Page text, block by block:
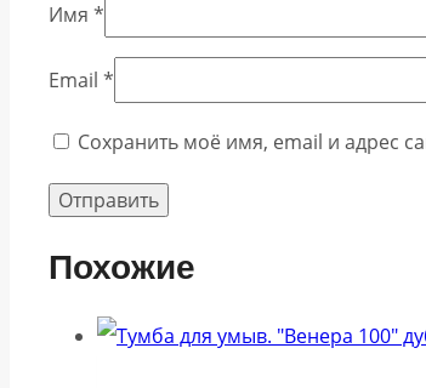
Имя *
Email *
Сохранить моё имя, email и адрес
Похожие